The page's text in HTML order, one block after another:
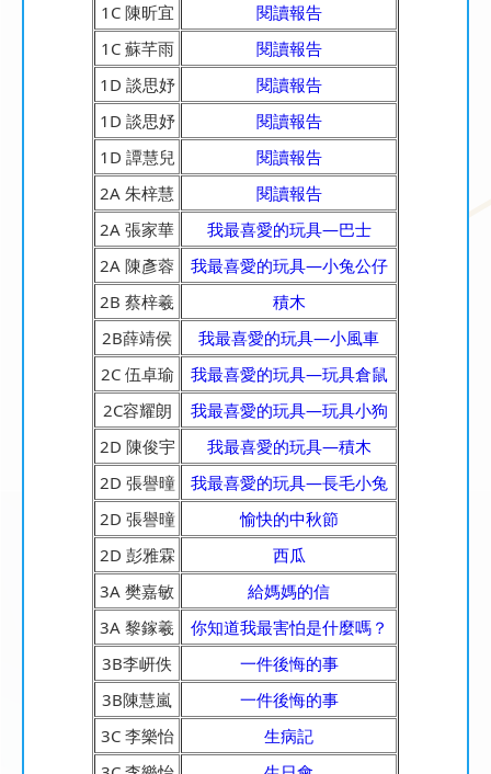
1C 陳昕宜
閱讀報告
1C 蘇芊雨
閱讀報告
1D 談思妤
閱讀報告
1D 談思妤
閱讀報告
1D 譚慧兒
閱讀報告
2A 朱梓慧
閱讀報告
2A 張家華
我最喜愛的玩具—巴士
2A 陳彥蓉
我最喜愛的玩具—小兔公仔
2B 蔡梓羲
積木
2B薛靖侯
我最喜愛的玩具—小風車
2C 伍卓瑜
我最喜愛的玩具—玩具倉鼠
2C容耀朗
我最喜愛的玩具—玩具小狗
2D 陳俊宇
我最喜愛的玩具—積木
2D 張譽曈
我最喜愛的玩具—長毛小兔
2D 張譽曈
愉快的中秋節
2D 彭雅霖
西瓜
3A 樊嘉敏
給媽媽的信
3A 黎鎵羲
你知道我最害怕是什麼嗎？
3B李岍佚
一件後悔的事
3B陳慧嵐
一件後悔的事
3C 李樂怡
生病記